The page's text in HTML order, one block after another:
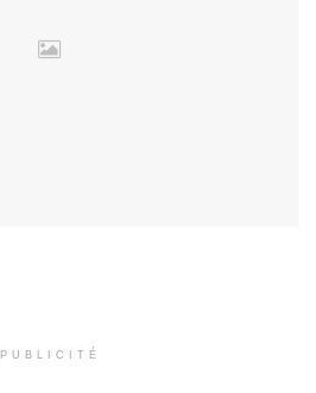
PUBLICITÉ